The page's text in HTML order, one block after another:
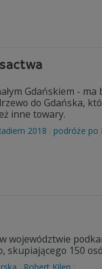
Gdańskiem -
do Gdańska,
inne towary.
2018 podróże po
województwie
skupiającego 150